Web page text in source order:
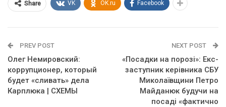
Share VK OK.ru Facebook
PREV POST
Олег Немировский:
коррупционер, который
будет «сливать» дела
Карплюка | СХЕМЫ
NEXT POST
«Посадки на порозі»: Екс-
заступник керівника СБУ
Миколаївщини Петро
Майданюк будучи на
посаді «фактично